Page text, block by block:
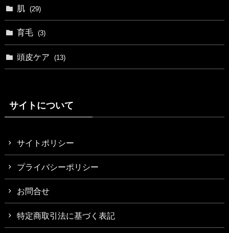
肌 (29)
育毛 (3)
頭皮ケア (13)
サイトについて
サイトポリシー
プライバシーポリシー
お問合せ
特定商取引法に基づく表記